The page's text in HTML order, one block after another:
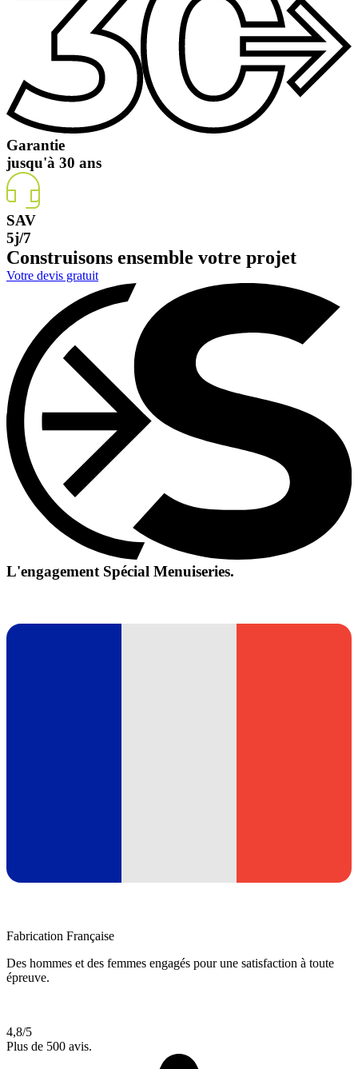
Garantie
jusqu'à 30 ans
SAV
5j/7
Construisons ensemble votre projet
Votre devis gratuit
L'engagement Spécial Menuiseries.
Fabrication Française
Des hommes et des femmes engagés pour une satisfaction à toute
épreuve.
4,8/5
Plus de 500 avis.